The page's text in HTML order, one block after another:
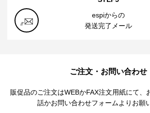
espiからの
発送完了メール
ご注文・お問い合わせ
販促品のご注文はWEBかFAX注文用紙にて、
話かお問い合わせフォームよりお願